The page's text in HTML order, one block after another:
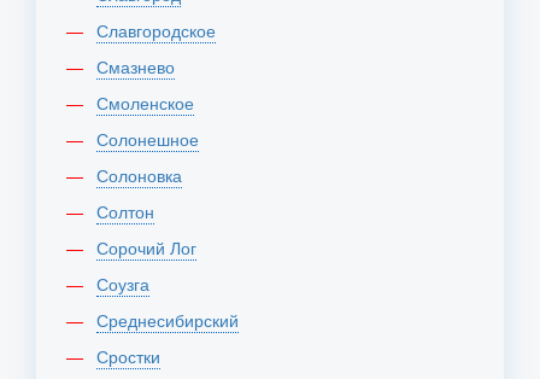
Славгородское
Смазнево
Смоленское
Солонешное
Солоновка
Солтон
Сорочий Лог
Соузга
Среднесибирский
Сростки